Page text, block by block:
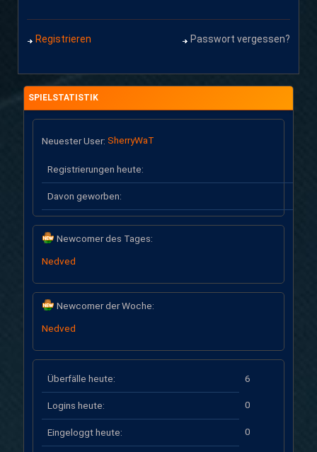
Registrieren Passwort vergessen?
SPIELSTATISTIK
Neuester User: SherryWaT
Registrierungen heute:
Davon geworben:
Newcomer des Tages:
Nedved
Newcomer der Woche:
Nedved
Überfälle heute: 6
Logins heute: 0
Eingeloggt heute: 0